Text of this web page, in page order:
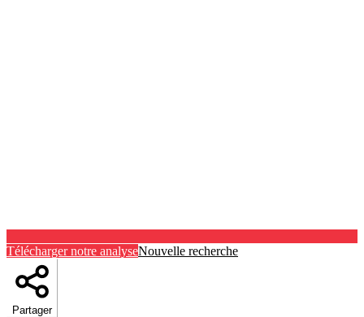
Télécharger notre analyseNouvelle recherche
Partager